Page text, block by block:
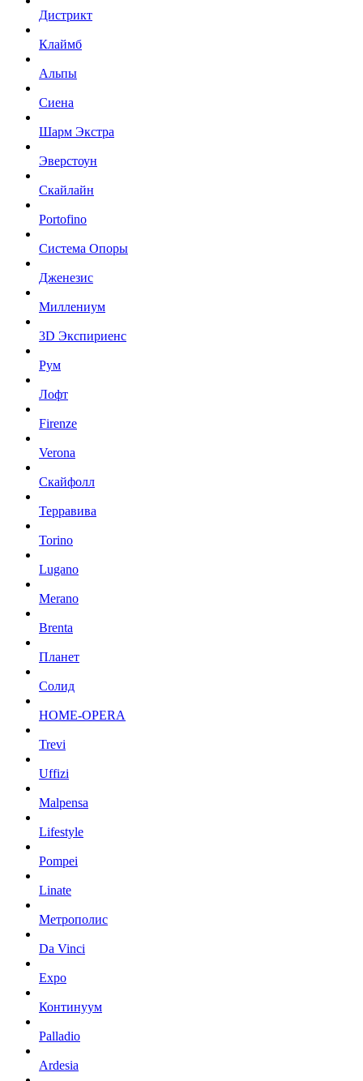
Дистрикт
Клаймб
Альпы
Сиена
Шарм Экстра
Эверстоун
Скайлайн
Portofino
Система Опоры
Дженезис
Миллениум
3D Экспириенс
Рум
Лофт
Firenze
Verona
Скайфолл
Терравива
Torino
Lugano
Merano
Brenta
Планет
Солид
HOME-OPERA
Trevi
Uffizi
Malpensa
Lifestyle
Pompei
Linate
Метрополис
Da Vinci
Expo
Континуум
Palladio
Ardesia